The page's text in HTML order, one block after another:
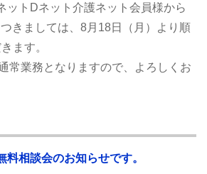
ットDネット介護ネット会員様から
きましては、8月18日（月）より順
ます。
常業務となりますので、よろしくお
料相談会のお知らせです。